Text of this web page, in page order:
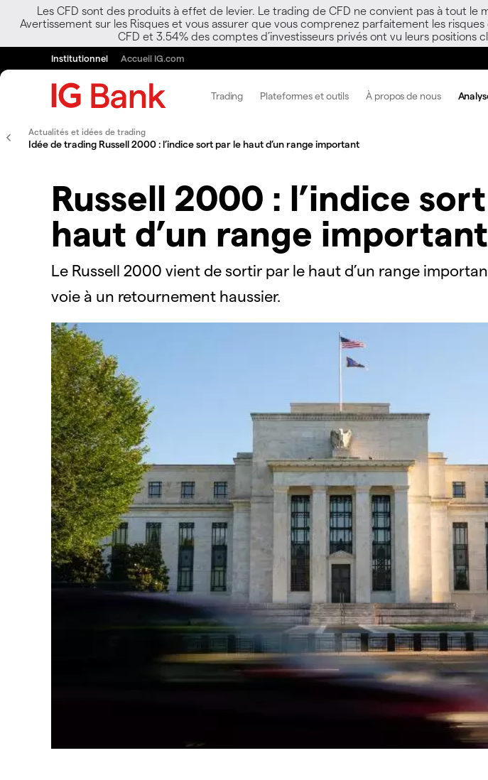
Les CFD sont des produits à effet de levier. Le trading de CFD ne convient pas à tout
Avertissement sur les Risques et vous assurer que vous comprenez parfaitement les
CFD et 3.54% des comptes d’investisseurs privés ont vu leurs positions
Institutionnel Accueil IG.com
Trading Plateformes et outils À propos de nous
Actualités et idées de trading
Idée de trading Russell 2000 : l’indice sort par le haut d’un range important
Russell 2000 : l’indice
haut d’un range important
Le Russell 2000 vient de sortir par le haut d’un range
voie à un retournement haussier.